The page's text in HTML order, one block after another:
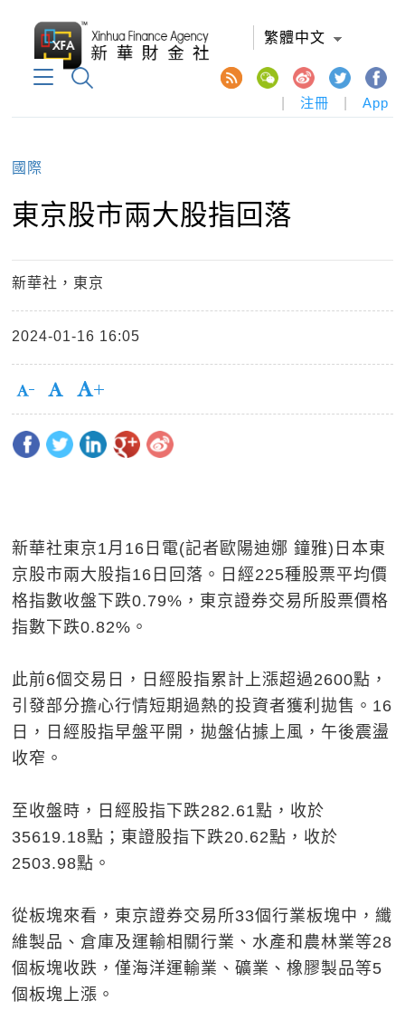
繁體中文
注冊 App
國際
東京股市兩大股指回落
新華社，東京
2024-01-16 16:05
新華社東京1月16日電(記者歐陽迪娜 鐘雅)日本東
京股市兩大股指16日回落。日經225種股票平均價
格指數收盤下跌0.79%，東京證券交易所股票價格
指數下跌0.82%。
此前6個交易日，日經股指累計上漲超過2600點，
引發部分擔心行情短期過熱的投資者獲利拋售。16
日，日經股指早盤平開，拋盤佔據上風，午後震盪
收窄。
至收盤時，日經股指下跌282.61點，收於
35619.18點；東證股指下跌20.62點，收於
2503.98點。
從板塊來看，東京證券交易所33個行業板塊中，纖
維製品、倉庫及運輸相關行業、水產和農林業等28
個板塊收跌，僅海洋運輸業、礦業、橡膠製品等5
個板塊上漲。